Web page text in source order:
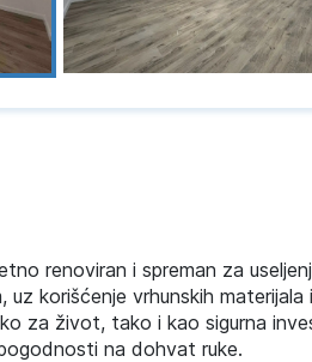
renoviran i spreman za
uz korišćenje vrhunskih
za život, tako i kao sigurna
na dohvat ruke.